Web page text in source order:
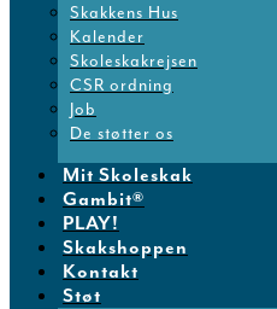
Skakkens Hus
Kalender
Skoleskakrejsen
CSR ordning
Job
De støtter os
Mit Skoleskak
Gambit®
PLAY!
Skakshoppen
Kontakt
Støt